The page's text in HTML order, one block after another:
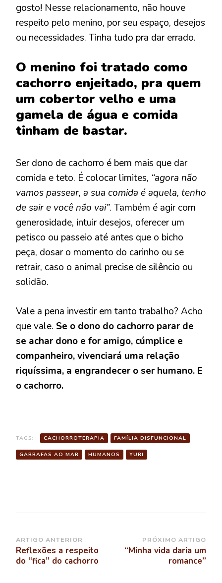
gosto! Nesse relacionamento, não houve
respeito pelo menino, por seu espaço, desejos
ou necessidades. Tinha tudo pra dar errado.
O menino foi tratado como
cachorro enjeitado, pra quem
um cobertor velho e uma
gamela de água e comida
tinham de bastar.
Ser dono de cachorro é bem mais que dar
comida e teto. É colocar limites, “agora não
vamos passear, a sua comida é aquela, tenho
de sair e você não vai”. Também é agir com
generosidade, intuir desejos, oferecer um
petisco ou passeio até antes que o bicho
peça, dosar o momento do carinho ou se
retrair, caso o animal precise de silêncio ou
solidão.
Vale a pena investir em tanto trabalho? Acho
que vale. Se o dono do cachorro parar de
se achar dono e for amigo, cúmplice e
companheiro, vivenciará uma relação
riquíssima, a engrandecer o ser humano. E
o cachorro.
TAGS: CACHORROTERAPIA FAMÍLIA DISFUNCIONAL
GARRAFAS AO MAR HUMANOS YURI
Navegação
de
ARTIGO ANTERIOR
Reflexões a respeito
do “fica” do cachorro
PRÓXIMO ARTIGO
“Minha vida daria um
romance”